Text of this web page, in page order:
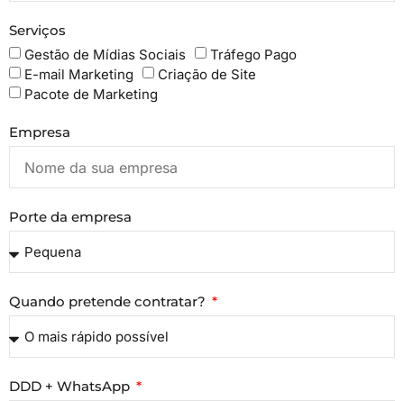
Serviços
Gestão de Mídias Sociais
Tráfego Pago
E-mail Marketing
Criação de Site
Pacote de Marketing
Empresa
Porte da empresa
Quando pretende contratar?
DDD + WhatsApp